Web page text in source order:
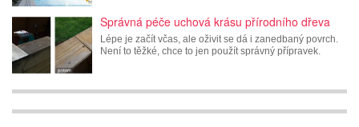
Správná péče uchová krásu přírodního dřeva
Lépe je začít včas, ale oživit se dá i zanedbaný povrch.
Není to těžké, chce to jen použít správný přípravek.